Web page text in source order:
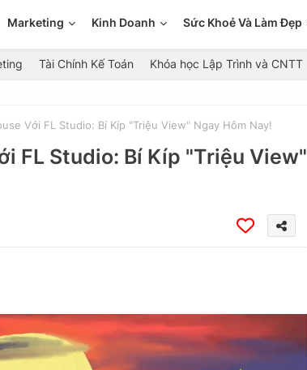
Marketing Kinh Doanh Sức Khoẻ Và Làm Đẹp
Tài Chính Kế Toán Khóa học Lập Trình và CNTT
Với FL Studio: Bí Kíp "Triệu View" Ngay Hôm Nay!
FL Studio: Bí Kíp "Triệu View"